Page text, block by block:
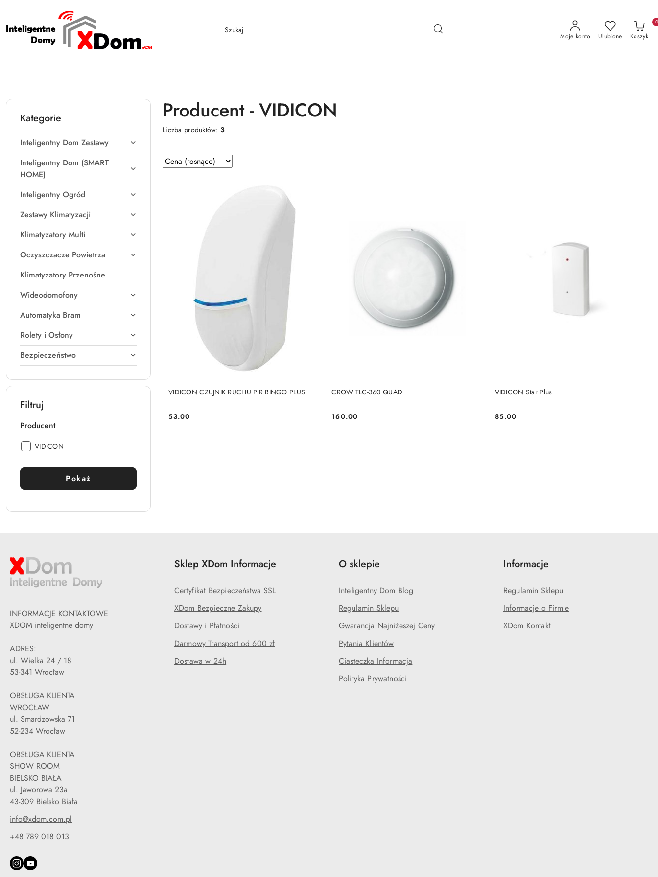
Przejdź do treści głównej
Przejdź do wyszukiwarki
Przejdź do moje konto
Przejdź do menu głównego
Przejdź do stopki
Moje konto Ulubione Koszyk
0
Kategorie
Inteligentny Dom Zestawy
Inteligentny Dom (SMART
HOME)
Inteligentny Ogród
Zestawy Klimatyzacji
Klimatyzatory Multi
Oczyszczacze Powietrza
Klimatyzatory Przenośne
Wideodomofony
Automatyka Bram
Rolety i Osłony
Bezpieczeństwo
Filtruj
Producent
Producent:
VIDICON
Pokaż
Producent - VIDICON
Liczba produktów:3
Zastosowano
sortowanie:
Sortuj
według
VIDICON CZUJNIK RUCHU PIR BINGO PLUS
Cena:
53.00
DODAJ DO KOSZYKA CROW TLC-360 QUAD
Cena:
160.00
DODAJ DO KOSZYKA VIDICON Star Plus
Cena:
85.00
INFORMACJE KONTAKTOWE
XDOM inteligentne domy
ADRES:
ul. Wielka 24 / 18
53-341 Wrocław
OBSŁUGA KLIENTA
WROCŁAW
ul. Smardzowska 71
52-234 Wrocław
OBSŁUGA KLIENTA
SHOW ROOM
BIELSKO BIAŁA
ul. Jaworowa 23a
43-309 Bielsko Biała
info@xdom.com.pl
+48 789 018 013
Sklep XDom Informacje
Certyfikat Bezpieczeństwa SSL
XDom Bezpieczne Zakupy
Dostawy i Płatności
Darmowy Transport od 600 zł
Dostawa w 24h
O sklepie
Inteligentny Dom Blog
Regulamin Sklepu
Gwarancja Najniżeszej Ceny
Pytania Klientów
Ciasteczka Informacja
Polityka Prywatności
Informacje
Regulamin Sklepu
Informacje o Firmie
XDom Kontakt